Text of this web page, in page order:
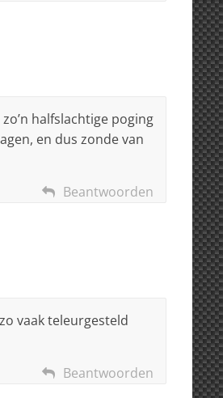
halfslachtige poging
en dus zonde van
Beantwoorden
vaak teleurgesteld
Beantwoorden